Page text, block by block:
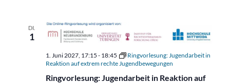
DI.
1
Ringvorlesung: Jugendarbeit in Reaktion auf
1. Juni 2027, 17:15 - 18:45
Ringvorlesung: Jugendarbeit in
Reaktion auf extrem rechte Jugendbewegungen